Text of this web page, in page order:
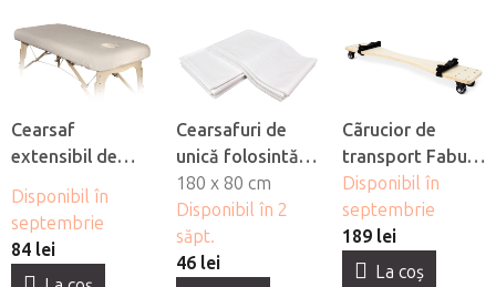
Cearsaf
extensibil de
flanel Fabulo cu
orificiu pentru
fată
Disponibil în
septembrie
84 lei
Cearsafuri de
unică folosintă
impermeabile
Fabulo, 10 buc
180 x 80 cm
Disponibil în 2
săpt.
46 lei
Cãrucior de
transport Fabulo
pentru mese de
masaj
Disponibil în
septembrie
189 lei
La coş